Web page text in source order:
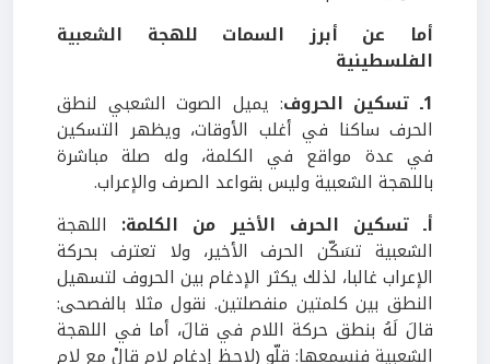
أما عن أبرز السمات للهجة الشعبية
الفلسطينية
1ـ تسكين الحروف
: يميل الصوت الشعبي لنطق
الحرف ساكنا في أغلب الأوقات، ويظهر التسكين
في عدة مواقع في الكلمة، وله صلة مباشرة
باللهجة الشعبية وليس بقواعد الصرف والإعراب.
أـ تسكين الحرف الأخير من الكلمة: اللهجة
الشعبية تسَكّن الحرف الأخير، ولا تعترف بحركة
الإعراب غالبا، لذلك يكثر الإدغام بين الحروف لتسهيل
النطق بين كلمتين منفصلتين. نقول مثلا بالفصحى:
قالَ لَهُ بنطق حركة اللام في قالَ، أما في اللهجة
الشعبية فنسمعها: قلّو (لاحظ إدغام لام قالْ مع لام